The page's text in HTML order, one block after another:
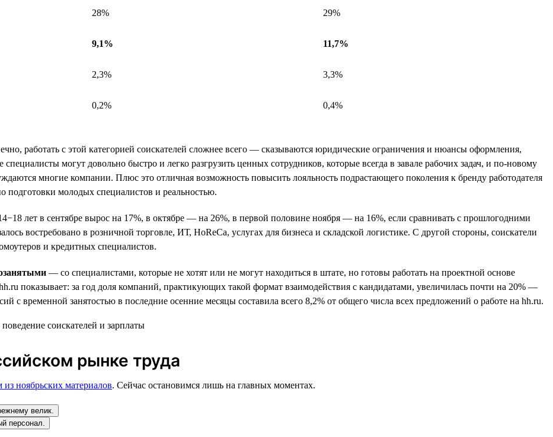
28% 29%
9,1% 11,7%
2,3% 3,3%
0,2% 0,4%
работать с этой категорией соискателей сложнее всего — сказываются юридические ограничения и нюансы оформления,
могут довольно быстро и легко разгрузить ценных сотрудников, которые всегда в завале рабочих задач, и по-новому
многие компании. Плюс это отличная возможность повысить лояльность подрастающего поколения к бренду работодателя
подготовки молодых специалистов и реальностью.
лет в сентябре вырос на 17%, в октябре — на 26%, в первой половине ноября — на 16%, если сравнивать с прошлогодними
востребовано в розничной торговле, ИТ, HoReCa, услугах для бизнеса и складской логистике. С другой стороны, соискатели
и кредитных специалистов.
— со специалистами, которые не хотят или не могут находиться в штате, но готовы работать на проектной основе
показывает: за год доля компаний, практикующих такой формат взаимодействия с кандидатами, увеличилась почти на 20% —
с временной занятостью в последние осенние месяцы составила всего 8,2% от общего числа всех предложений о работе на hh.ru.
рынке труда
из ноябрьских материалов. Сейчас остановимся лишь на главных моментах.
велик.
персонал.